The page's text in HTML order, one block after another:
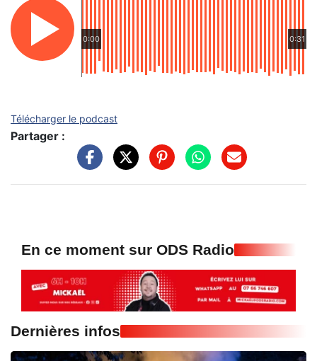
0:00 0:31
Télécharger le podcast
Partager :
En ce moment sur ODS Radio
Dernières infos